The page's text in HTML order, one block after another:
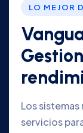
LO MEJOR
Los
servicios